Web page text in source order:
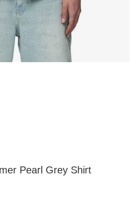
Pearl Grey Shirt